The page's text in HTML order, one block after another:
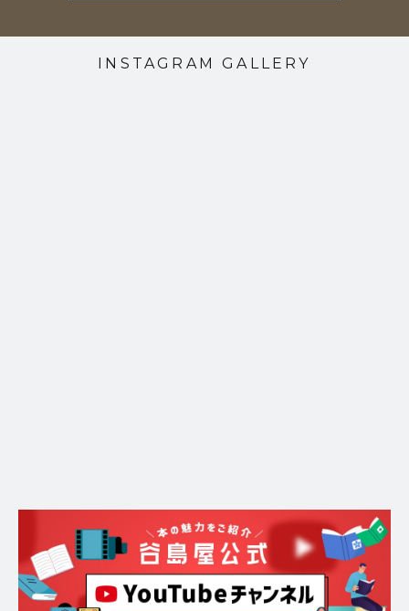
INSTAGRAM GALLERY